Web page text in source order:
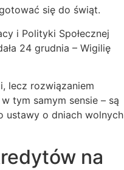
się do świąt.
i Polityki Społecznej
24 grudnia – Wigilię
lecz rozwiązaniem
tym samym sensie – są
ustawy o dniach wolnych
na